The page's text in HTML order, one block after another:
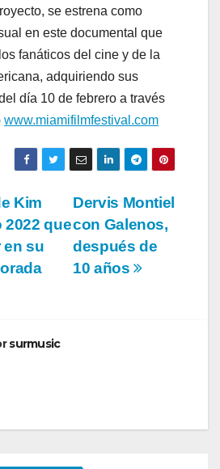
se estrena como
en este documental que
fanáticos del cine y de la
adquiriendo sus
día 10 de febrero a través
www.miamifilmfestival.com
Dervis Montiel
con Galenos,
después de
10 años
Kim
que
en su
surmusic